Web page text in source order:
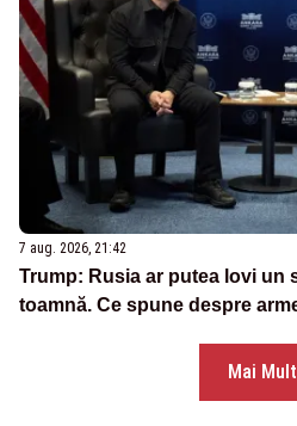
7 aug. 2026, 21:42
Trump: Rusia ar putea lovi un
toamnă. Ce spune despre
Mai